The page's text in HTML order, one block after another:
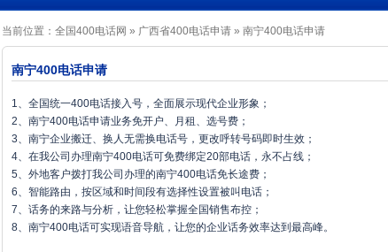
当前位置： 全国400电话网 » 广西省400电话申请 » 南宁400电话申请
南宁400电话申请
1、全国统一400电话接入号，全面展示现代企业形象；
2、南宁400电话申请业务免开户、月租、选号费；
3、南宁企业搬迁、换人无需换电话号，更改呼转号码即时生效；
4、在我公司办理南宁400电话可免费绑定20部电话，永不占线；
5、外地客户拨打我公司办理的南宁400电话免长途费；
6、智能路由，按区域和时间段有选择性设置被叫电话；
7、话务的来路与分析，让您轻松掌握全国销售布控；
8、南宁400电话可实现语音导航，让您的企业话务效率达到最高峰。